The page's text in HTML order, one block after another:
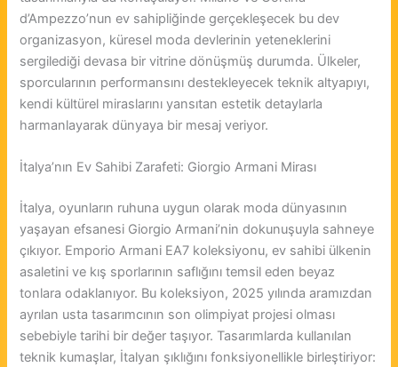
d’Ampezzo’nun ev sahipliğinde gerçekleşecek bu dev
organizasyon, küresel moda devlerinin yeteneklerini
sergilediği devasa bir vitrine dönüşmüş durumda. Ülkeler,
sporcularının performansını destekleyecek teknik altyapıyı,
kendi kültürel miraslarını yansıtan estetik detaylarla
harmanlayarak dünyaya bir mesaj veriyor.
İtalya’nın Ev Sahibi Zarafeti: Giorgio Armani Mirası
İtalya, oyunların ruhuna uygun olarak moda dünyasının
yaşayan efsanesi Giorgio Armani’nin dokunuşuyla sahneye
çıkıyor. Emporio Armani EA7 koleksiyonu, ev sahibi ülkenin
asaletini ve kış sporlarının saflığını temsil eden beyaz
tonlara odaklanıyor. Bu koleksiyon, 2025 yılında aramızdan
ayrılan usta tasarımcının son olimpiyat projesi olması
sebebiyle tarihi bir değer taşıyor. Tasarımlarda kullanılan
teknik kumaşlar, İtalyan şıklığını fonksiyonellikle birleştiriyor: